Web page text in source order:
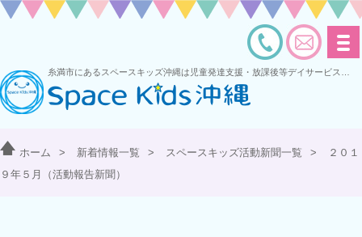
ホーム > 新着情報一覧 > スペースキッズ活動新聞一覧 >
２０１
９年５月（活動報告新聞）